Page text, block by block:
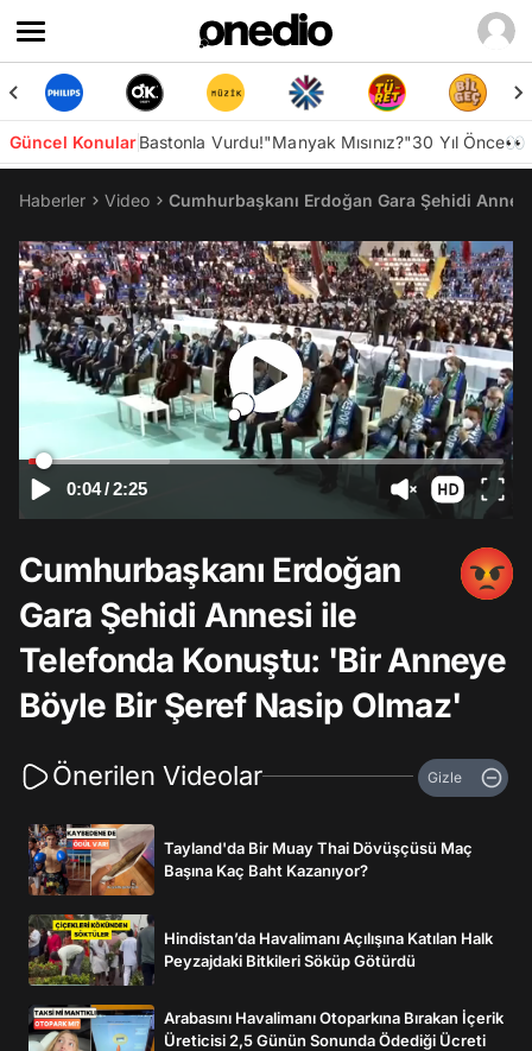
Güncel KonularBastonla Vurdu!"Manyak Mısınız?"30 Yıl Önce👀
Haberler Video Cumhurbaşkanı Erdoğan Gara Şehidi
0:04/2:25
Cumhurbaşkanı Erdoğan
Gara Şehidi Annesi ile
Telefonda Konuştu: 'Bir Anneye
Böyle Bir Şeref Nasip Olmaz'
Önerilen Videolar Gizle
Tayland'da Bir Muay Thai Dövüşçüsü Maç
Başına Kaç Baht Kazanıyor?
Hindistan’da Havalimanı Açılışına Katılan Halk
Peyzajdaki Bitkileri Söküp Götürdü
Arabasını Havalimanı Otoparkına Bırakan İçerik
Üreticisi 2,5 Günün Sonunda Ödediği Ücreti